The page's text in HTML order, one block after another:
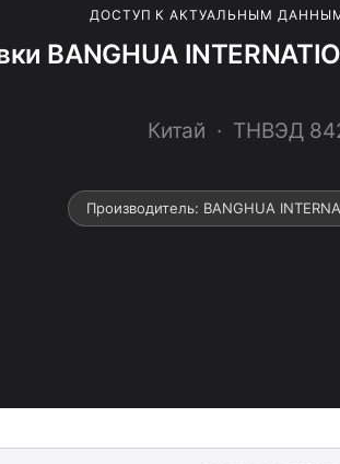
ДОСТУП К АКТУАЛЬНЫМ
BANGHUA
Китай · ТНВЭД
Производитель: BANGHUA